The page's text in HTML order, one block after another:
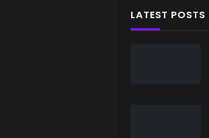
LATEST POSTS